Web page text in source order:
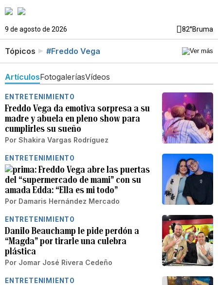
9 de agosto de 2026 82°Bruma
Tópicos #Freddo Vega
ArtículosFotogaleríasVídeos
ENTRETENIMIENTO
Freddo Vega da emotiva sorpresa a su
madre y abuela en pleno show para
cumplirles su sueño
Por Shakira Vargas Rodríguez
ENTRETENIMIENTO
Freddo Vega abre las puertas
del “supermercado de mami” con su
amada Edda: “Ella es mi todo”
Por Damaris Hernández Mercado
ENTRETENIMIENTO
Danilo Beauchamp le pide perdón a
“Magda” por tirarle una culebra
plástica
Por Jomar José Rivera Cedeño
ENTRETENIMIENTO